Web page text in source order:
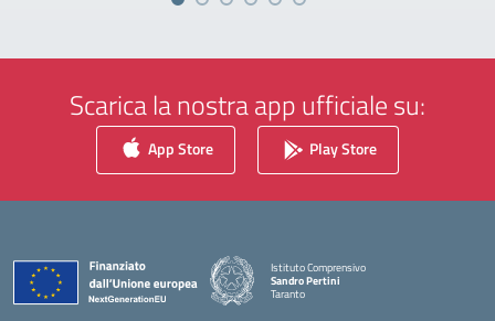
Scarica la nostra app ufficiale su:
App Store Play Store
Istituto Comprensivo
Sandro Pertini
Taranto